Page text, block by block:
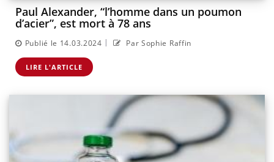
Paul Alexander, “l’homme dans un poumon
d’acier”, est mort à 78 ans
Publié le 14.03.2024 | Par Sophie Raffin
LIRE L'ARTICLE